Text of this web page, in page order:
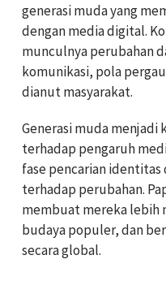
generasi muda yang
dengan media digital.
munculnya perubahan
komunikasi, pola
dianut masyarakat.
Generasi muda
terhadap pengaruh
fase pencarian
terhadap perubahan.
membuat mereka lebih
budaya populer, dan
secara global.